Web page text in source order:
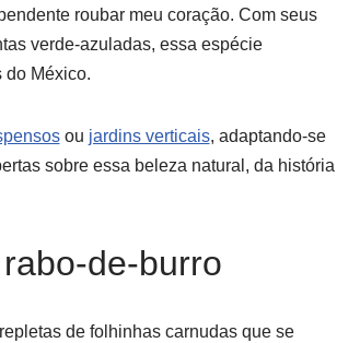
roubar meu coração. Com seus
verde-azuladas, essa espécie
do México.
ou jardins verticais, adaptando-se
sobre essa beleza natural, da história
de-burro
de folhinhas carnudas que se